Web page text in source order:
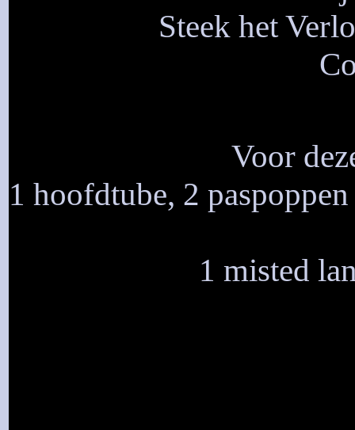
Steek het
Voor
1 hoofdtube, 2
1 misted